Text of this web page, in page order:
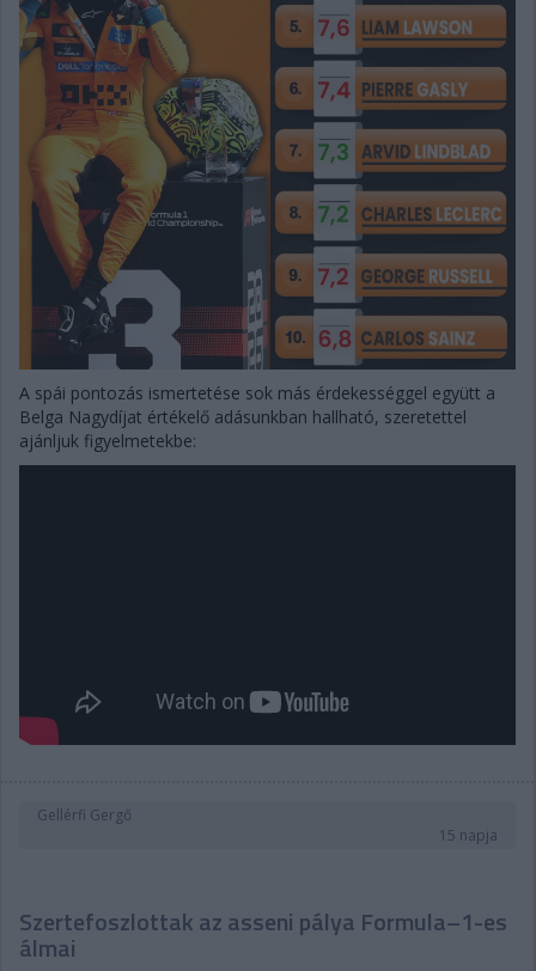
A spái pontozás ismertetése sok más érdekességgel együtt a
Belga Nagydíjat értékelő adásunkban hallható, szeretettel
ajánljuk figyelmetekbe:
Gellérfi Gergő
15 napja
Szertefoszlottak az asseni pálya Formula–1-es
álmai